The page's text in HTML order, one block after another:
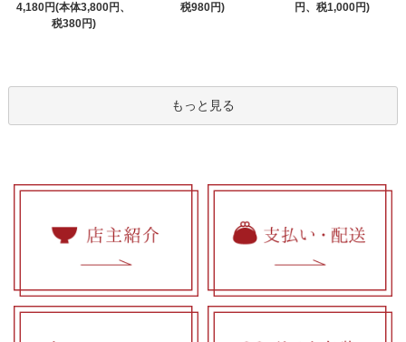
4,180円(本体3,800円、
税380円)
税980円)
円、税1,000円)
もっと見る